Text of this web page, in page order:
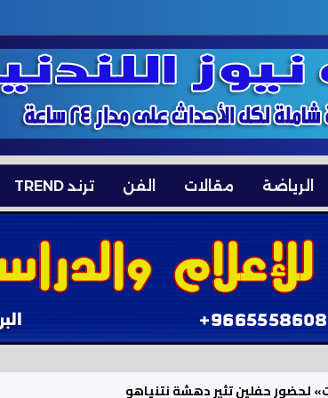
الرياضة مقالات الفن ترند TREND
لحضور حفلين تثير دهشة نتنياهو